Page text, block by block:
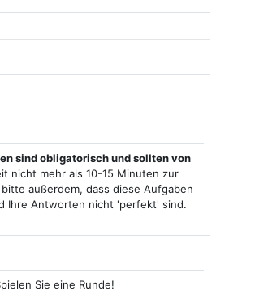
sind obligatorisch und sollten von
nicht mehr als 10-15 Minuten zur
außerdem, dass diese Aufgaben
Ihre Antworten nicht 'perfekt' sind.
Sie eine Runde!